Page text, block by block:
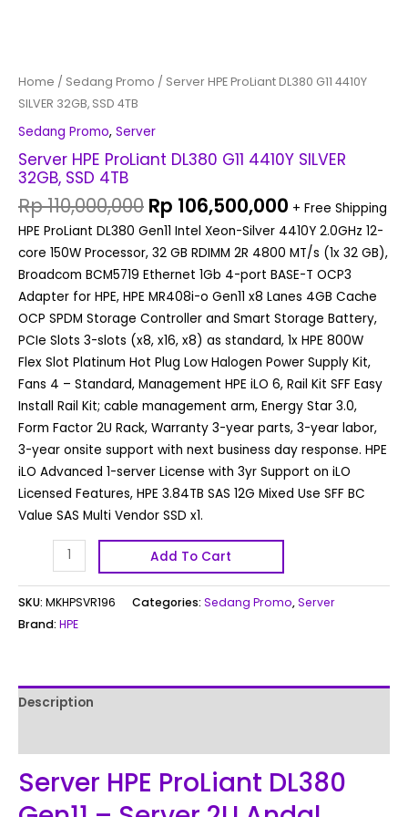
Home / Sedang Promo / Server HPE ProLiant DL380 G11 4410Y
SILVER 32GB, SSD 4TB
Sedang Promo, Server
Server HPE ProLiant DL380 G11 4410Y SILVER
32GB, SSD 4TB
Rp110,000,000 Rp 106,500,000 + Free Shipping
HPE ProLiant DL380 Gen11 Intel Xeon-Silver 4410Y 2.0GHz 12-
core 150W Processor, 32 GB RDIMM 2R 4800 MT/s (1x 32 GB),
Broadcom BCM5719 Ethernet 1Gb 4-port BASE-T OCP3
Adapter for HPE, HPE MR408i-o Gen11 x8 Lanes 4GB Cache
OCP SPDM Storage Controller and Smart Storage Battery,
PCIe Slots 3-slots (x8, x16, x8) as standard, 1x HPE 800W
Flex Slot Platinum Hot Plug Low Halogen Power Supply Kit,
Fans 4 – Standard, Management HPE iLO 6, Rail Kit SFF Easy
Install Rail Kit; cable management arm, Energy Star 3.0,
Form Factor 2U Rack, Warranty 3-year parts, 3-year labor,
3-year onsite support with next business day response. HPE
iLO Advanced 1-server License with 3yr Support on iLO
Licensed Features, HPE 3.84TB SAS 12G Mixed Use SFF BC
Value SAS Multi Vendor SSD x1.
Add To Cart
SKU: MKHPSVR196 Categories: Sedang Promo,Server
Brand: HPE
Description
Server HPE ProLiant DL380